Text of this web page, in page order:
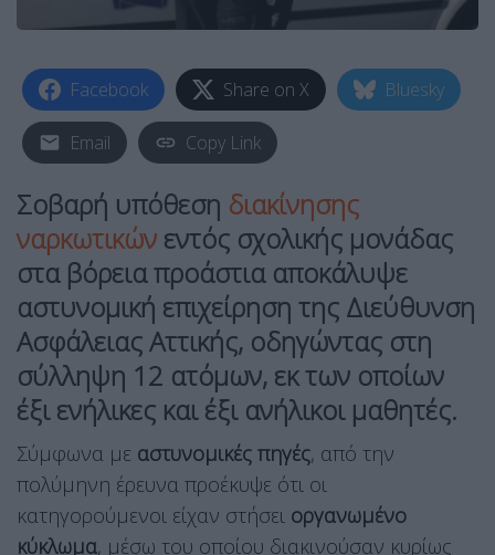
Facebook Share on X Bluesky
Email Copy Link
Σοβαρή υπόθεση διακίνησης
ναρκωτικών εντός σχολικής μονάδας
στα βόρεια προάστιααποκάλυψε
αστυνομική επιχείρηση της Διεύθυνση
Ασφάλειας Αττικής, οδηγώντας στη
σύλληψη 12 ατόμων, εκ των οποίων
έξι ενήλικες και έξι ανήλικοι μαθητές.
Σύμφωνα με αστυνομικές πηγές, από την
πολύμηνη έρευνα προέκυψε ότι οι
κατηγορούμενοι είχαν στήσει οργανωμένο
κύκλωμα, μέσω του οποίου διακινούσαν κυρίως